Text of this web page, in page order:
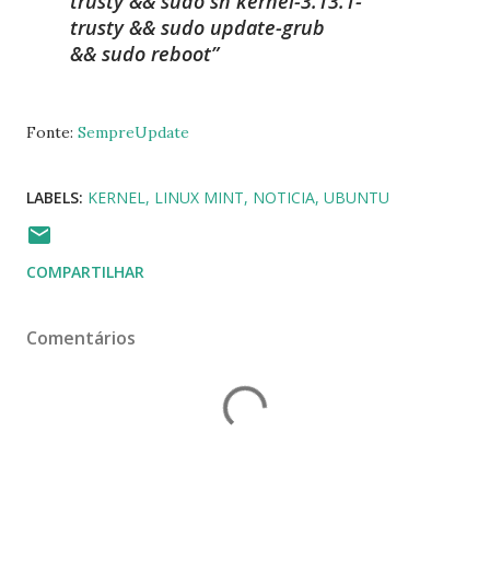
trusty && sudo update-grub
&& sudo reboot
Fonte: SempreUpdate
LABELS: KERNEL LINUX MINT NOTICIA UBUNTU
COMPARTILHAR
Comentários